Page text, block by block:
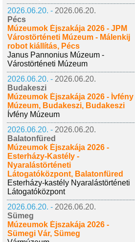
2026.06.20. - 2026.06.20.
Pécs
Múzeumok Éjszakája 2026 - JPM
Várostörténeti Múzeum - Málenkij
robot kiállítás, Pécs
Janus Pannonius Múzeum -
Várostörténeti Múzeum
2026.06.20. - 2026.06.20.
Budakeszi
Múzeumok Éjszakája 2026 - Ívfény
Múzeum, Budakeszi, Budakeszi
Ívfény Múzeum
2026.06.20. - 2026.06.20.
Balatonfüred
Múzeumok Éjszakája 2026 -
Esterházy-Kastély -
Nyaralástörténeti
Látogatóközpont, Balatonfüred
Esterházy-kastély Nyaralástörténeti
Látogatóközpont
2026.06.20. - 2026.06.20.
Sümeg
Múzeumok Éjszakája 2026 -
Sümegi Vár, Sümeg